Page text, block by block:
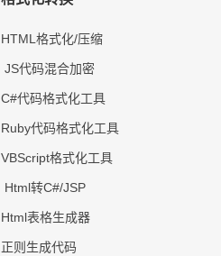
HTML格式化/压缩
JS代码混合加密
C#代码格式化工具
Ruby代码格式化工具
VBScript格式化工具
Html转C#/JSP
Html表格生成器
正则生成代码